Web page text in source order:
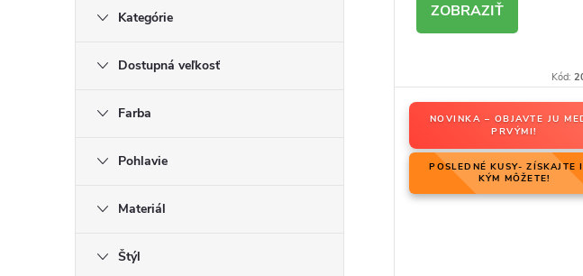
Kategórie
Dostupná veľkosť
Farba
Pohlavie
Materiál
Štýl
Kód:
NOVINKA – OBJAVTE JU
PRVÝMI!
POSLEDNÉ KUSY- ZÍSKAJTE
KÝM MÔŽETE!